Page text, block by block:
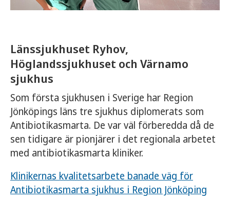
Länssjukhuset Ryhov,
Höglandssjukhuset och Värnamo
sjukhus
Som första sjukhusen i Sverige har Region
Jönköpings läns tre sjukhus diplomerats som
Antibiotikasmarta. De var väl förberedda då de
sen tidigare är pionjärer i det regionala arbetet
med antibiotikasmarta kliniker.
Klinikernas kvalitetsarbete banade väg för
Antibiotikasmarta sjukhus i Region Jönköping